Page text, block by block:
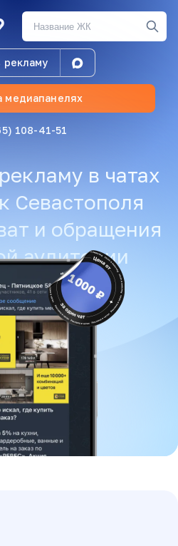
медиапанелях
108-41-51
рекламу
в чатах
Севастополя
и обращения
аудитории